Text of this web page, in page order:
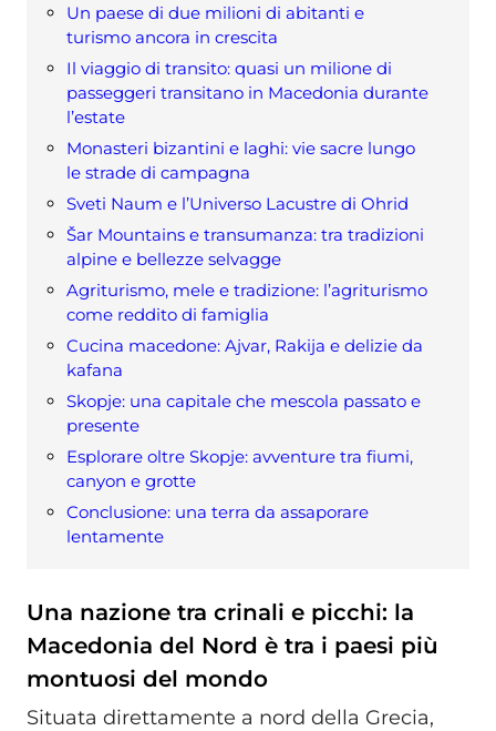
Un paese di due milioni di abitanti e
turismo ancora in crescita
Il viaggio di transito: quasi un milione di
passeggeri transitano in Macedonia durante
l’estate
Monasteri bizantini e laghi: vie sacre lungo
le strade di campagna
Sveti Naum e l’Universo Lacustre di Ohrid
Šar Mountains e transumanza: tra tradizioni
alpine e bellezze selvagge
Agriturismo, mele e tradizione: l’agriturismo
come reddito di famiglia
Cucina macedone: Ajvar, Rakija e delizie da
kafana
Skopje: una capitale che mescola passato e
presente
Esplorare oltre Skopje: avventure tra fiumi,
canyon e grotte
Conclusione: una terra da assaporare
lentamente
Una nazione tra crinali e picchi: la
Macedonia del Nord è tra i paesi più
montuosi del mondo
Situata direttamente a nord della Grecia,